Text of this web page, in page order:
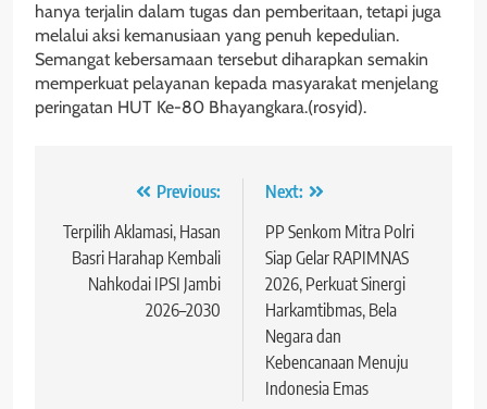
hanya terjalin dalam tugas dan pemberitaan, tetapi juga
melalui aksi kemanusiaan yang penuh kepedulian.
Semangat kebersamaan tersebut diharapkan semakin
memperkuat pelayanan kepada masyarakat menjelang
peringatan HUT Ke-80 Bhayangkara.(rosyid).
Navigasi
pos
Previous:
Terpilih Aklamasi, Hasan
Basri Harahap Kembali
Nahkodai IPSI Jambi
2026–2030
Next:
PP Senkom Mitra Polri
Siap Gelar RAPIMNAS
2026, Perkuat Sinergi
Harkamtibmas, Bela
Negara dan
Kebencanaan Menuju
Indonesia Emas